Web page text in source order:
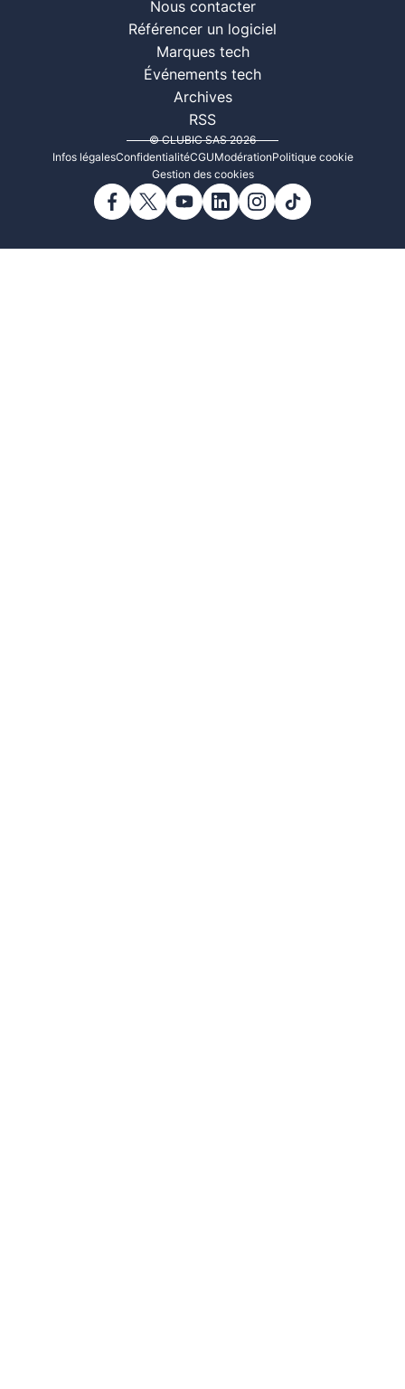
Nous contacter
Référencer un logiciel
Marques tech
Événements tech
Archives
RSS
© CLUBIC SAS 2026
Infos légalesConfidentialitéCGUModérationPolitique cookie
Gestion des cookies